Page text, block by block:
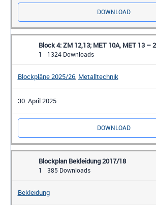
DOWNLOAD
Block 4: ZM 12,13; MET 10A, MET 13 –
1 1324 Downloads
Blockpläne 2025/26, Metalltechnik
30. April 2025
DOWNLOAD
Blockplan Bekleidung 2017/18
1 385 Downloads
Bekleidung